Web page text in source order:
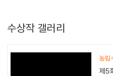
수상작 갤러리
농림
제5